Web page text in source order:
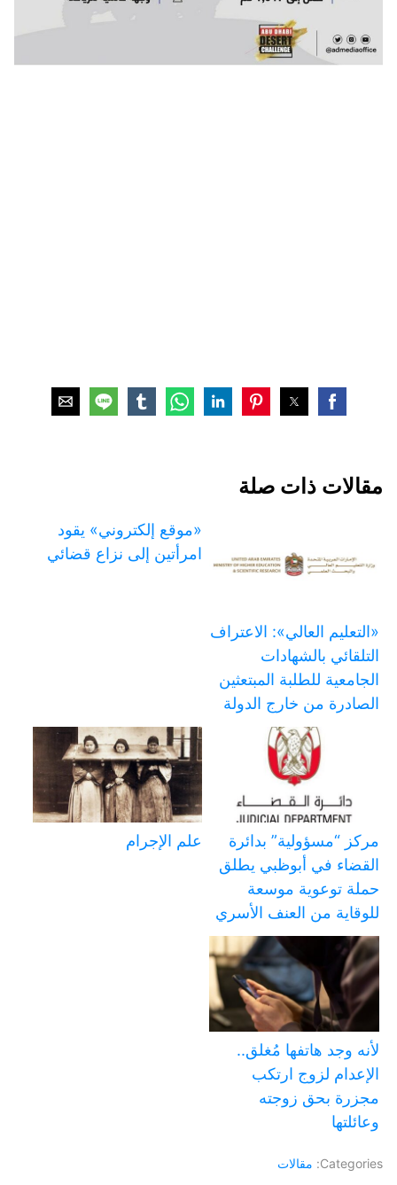
مقالات ذات صلة
«التعليم العالي»: الاعتراف
التلقائي بالشهادات
الجامعية للطلبة المبتعثين
الصادرة من خارج الدولة
«موقع إلكتروني» يقود
امرأتين إلى نزاع قضائي
مركز “مسؤولية” بدائرة
القضاء في أبوظبي يطلق
حملة توعوية موسعة
للوقاية من العنف الأسري
علم الإجرام
لأنه وجد هاتفها مُغلق..
الإعدام لزوج ارتكب
مجزرة بحق زوجته
وعائلتها
Categories: مقالات